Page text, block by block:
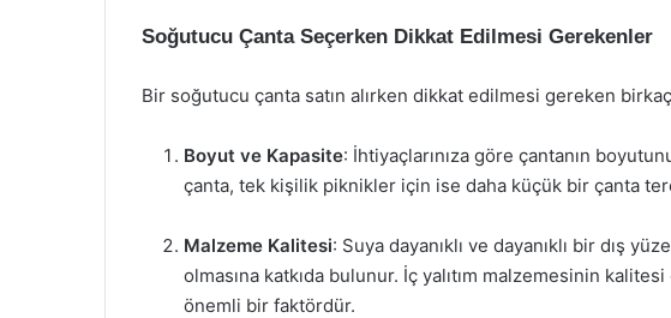
Soğutucu Çanta Seçerken Dikkat Edilmesi Gerekenler
Bir soğutucu çanta satın alırken dikkat edilmesi gereken
Boyut ve Kapasite: İhtiyaçlarınıza göre çantanın
çanta, tek kişilik piknikler için ise daha küçük bir çanta
Malzeme Kalitesi: Suya dayanıklı ve dayanıklı bir dış
olmasına katkıda bulunur. İç yalıtım malzemesinin
önemli bir faktördür.